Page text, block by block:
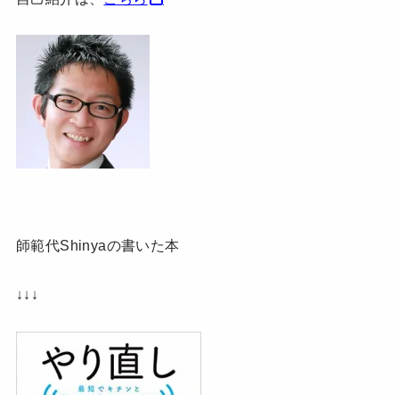
師範代Shinyaの書いた本
↓↓↓